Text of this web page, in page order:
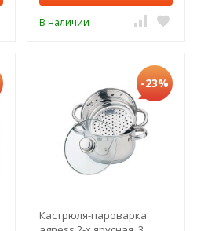
В наличии
-23%
Кастрюля-пароварка